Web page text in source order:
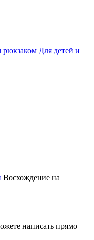
рюкзаком Для детей и
Восхождение на
написать прямо